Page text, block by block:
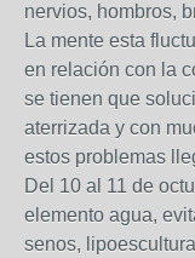
nervios, hombros,
La mente esta
en relación con la
se tienen que
aterrizada y con
estos problemas
Del 10 al 11 de
elemento agua,
senos,